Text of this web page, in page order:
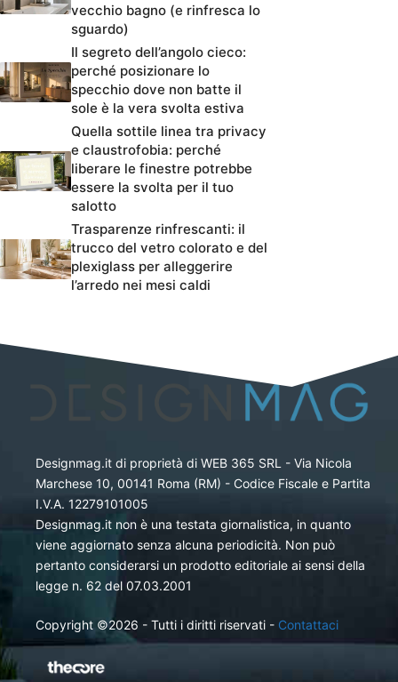
vecchio bagno (e rinfresca lo
sguardo)
Il segreto dell’angolo cieco:
perché posizionare lo
specchio dove non batte il
sole è la vera svolta estiva
Quella sottile linea tra privacy
e claustrofobia: perché
liberare le finestre potrebbe
essere la svolta per il tuo
salotto
Trasparenze rinfrescanti: il
trucco del vetro colorato e del
plexiglass per alleggerire
l’arredo nei mesi caldi
Designmag.it di proprietà di WEB 365 SRL - Via Nicola
Marchese 10, 00141 Roma (RM) - Codice Fiscale e Partita
I.V.A. 12279101005
Designmag.it non è una testata giornalistica, in quanto
viene aggiornato senza alcuna periodicità. Non può
pertanto considerarsi un prodotto editoriale ai sensi della
legge n. 62 del 07.03.2001
Copyright ©2026 - Tutti i diritti riservati - Contattaci